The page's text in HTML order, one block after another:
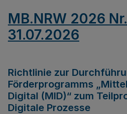
MB.NRW 2026
31.07.2026
Richtlinie zur
Förderprogramms
Digital (MID)“ zum
Digitale Prozesse